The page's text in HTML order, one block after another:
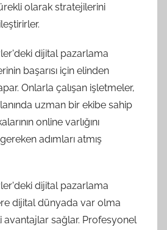
olarak stratejilerini
dijital pazarlama
başarısı için elinden
Onlarla çalışan işletmeler,
uzman bir ekibe sahip
online varlığını
adımları atmış
dijital pazarlama
dijital dünyada var olma
sağlar. Profesyonel